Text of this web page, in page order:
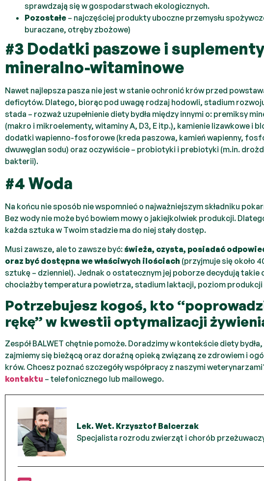
sprawdzają się w gospodarstwach ekologicznych.
Pozostałe – najczęściej produkty uboczne przemysłu
buraczane, otręby zbożowe)
#3 Dodatki paszowe i suplementy
mineralno-witaminowe
Nawet najlepsza pasza nie jest w stanie ochronić krów przed
deficytów. Dlatego, biorąc pod uwagę rodzaj hodowli, stadium
stada – rozważ uzupełnienie diety bydła między innymi o: premiksy
(makro i mikroelementy, witaminy A, D3, E itp.), kamienie lizawkowe i
dodatki wapienno-fosforowe (kreda paszowa, kamień wapienny,
dwuwęglan sodu) oraz oczywiście – probiotyki i prebiotyki (m.in.
bakterii).
#4 Woda
Na końcu nie sposób nie wspomnieć o najważniejszym składniku
Bez wody nie może być bowiem mowy o jakiejkolwiek produkcji.
każda sztuka w Twoim stadzie ma do niej stały dostęp.
Musi zawsze, ale to zawsze być:świeża, czysta, posiadać
oraz być dostępna we właściwych ilościach (przyjmuje się około
sztukę – dziennie!). Jednak o ostatecznym jej poborze decydują takie
chociażby temperatura powietrza, stadium laktacji, poziom produkcji
Potrzebujesz kogoś, kto
rękę” w kwestii optymalizacji
Zespół BALWET chętnie pomoże. Doradzimy w kontekście diety
zajmiemy się bieżącą oraz doraźną opieką związaną ze zdrowiem i
krów. Chcesz poznać szczegóły współpracy z naszymi
kontaktu – telefonicznego lub mailowego.
Lek. Wet. Krzysztof Balcerzak
Specjalista rozrodu zwierząt i chorób